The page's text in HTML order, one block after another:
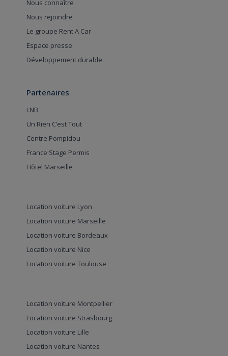
Nous connaître
Nous rejoindre
Le groupe Rent A Car
Espace presse
Développement durable
Partenaires
LNB
Un Rien C’est Tout
Centre Pompidou
France Stage Permis
Hôtel Marseille
Location voiture Lyon
Location voiture Marseille
Location voiture Bordeaux
Location voiture Nice
Location voiture Toulouse
Location voiture Montpellier
Location voiture Strasbourg
Location voiture Lille
Location voiture Nantes